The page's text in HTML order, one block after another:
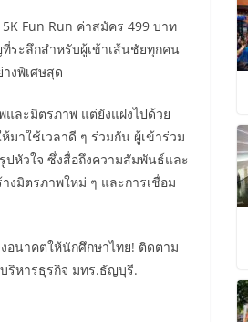
Fun Run ค่าสมัคร 499 บาท
ระลึกสำหรับผู้เข้าเส้นชัยทุกคน
งพิเศษสุด
ละมิตรภาพ แต่ยังแฝงไปด้วย
มาใช้เวลาดี ๆ ร่วมกัน ผู้เข้าร่วม
ปหัวใจ ซึ่งสื่อถึงความสัมพันธ์และ
งมิตรภาพใหม่ ๆ และการเชื่อม
อนาคตให้นักศึกษาไทย! ติดตาม
บริหารธุรกิจ มทร.ธัญบุรี.